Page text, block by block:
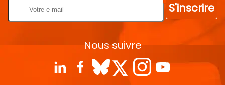
S'inscrire
Nous suivre